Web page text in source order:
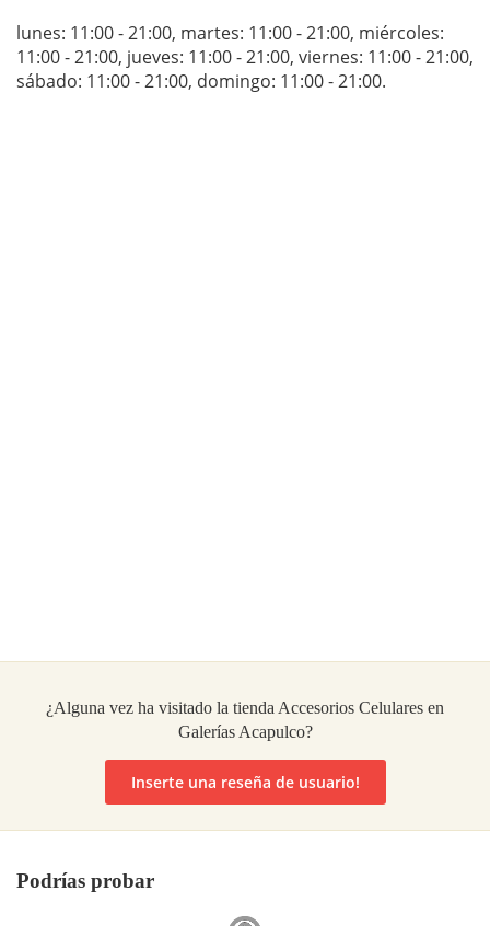
lunes: 11:00 - 21:00, martes: 11:00 - 21:00, miércoles:
11:00 - 21:00, jueves: 11:00 - 21:00, viernes: 11:00 - 21:00,
sábado: 11:00 - 21:00, domingo: 11:00 - 21:00.
¿Alguna vez ha visitado la tienda Accesorios Celulares en
Galerías Acapulco?
Inserte una reseña de usuario!
Podrías probar